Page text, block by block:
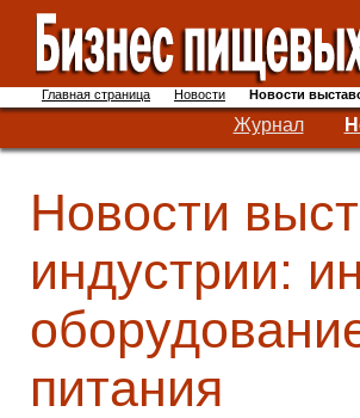
Главная страница Новости Новости
Журнал
Новости
индустрии:
питания